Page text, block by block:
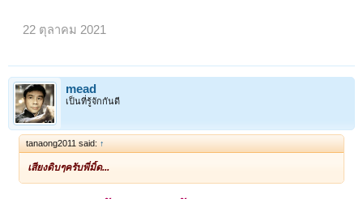
22 ตุลาคม 2021
mead
เป็นที่รู้จักกันดี
tanaong2011 said: ↑
เสียงดิบๆครับพี่มิ้ด...